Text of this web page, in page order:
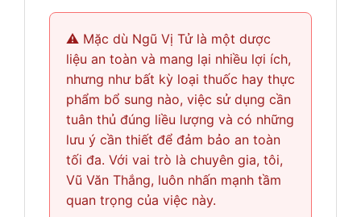
⚠️ Mặc dù Ngũ Vị Tử là một dược
liệu an toàn và mang lại nhiều lợi ích,
nhưng như bất kỳ loại thuốc hay thực
phẩm bổ sung nào, việc sử dụng cần
tuân thủ đúng liều lượng và có những
lưu ý cần thiết để đảm bảo an toàn
tối đa. Với vai trò là chuyên gia, tôi,
Vũ Văn Thắng, luôn nhấn mạnh tầm
quan trọng của việc này.